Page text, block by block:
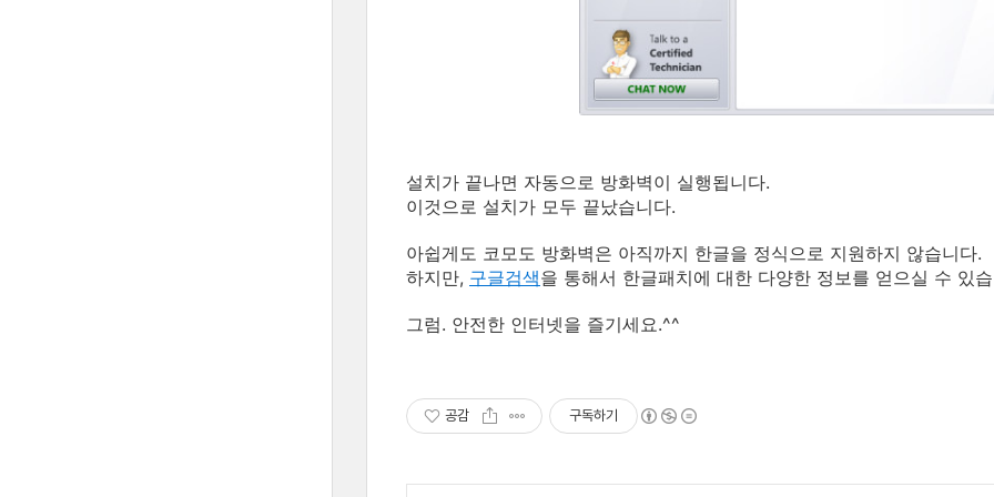
설치가 끝나면 자동으로 방화벽이 실행됩니다.
이것으로 설치가 모두 끝났습니다.
아쉽게도 코모도 방화벽은 아직까지 한글을 정식으로 지원하지 않습니다.
하지만, 구글검색을 통해서 한글패치에 대한 다양한 정보를 얻으실 수 있
그럼. 안전한 인터넷을 즐기세요.^^
공감 구독하기